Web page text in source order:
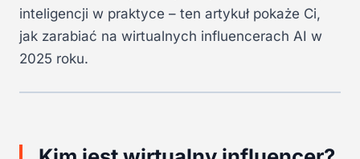
inteligencji w praktyce – ten artykuł pokaże Ci,
jak zarabiać na wirtualnych influencerach AI w
2025 roku.